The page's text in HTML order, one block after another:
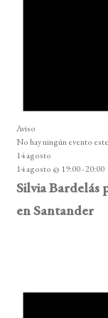
Aviso
No hay ningún evento
14 agosto
14 agosto @ 19:00-20:00
Silvia Bardelás
en Santander